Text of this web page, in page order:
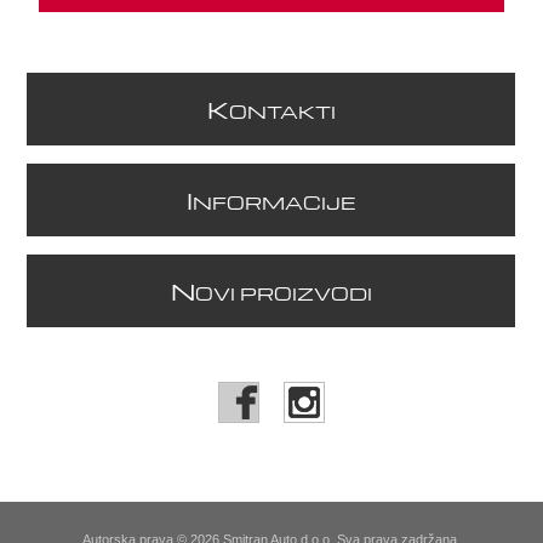
KONTAKTI
INFORMACIJE
NOVI PROIZVODI
Autorska prava © 2026 Smitran Auto d.o.o. Sva prava zadržana.